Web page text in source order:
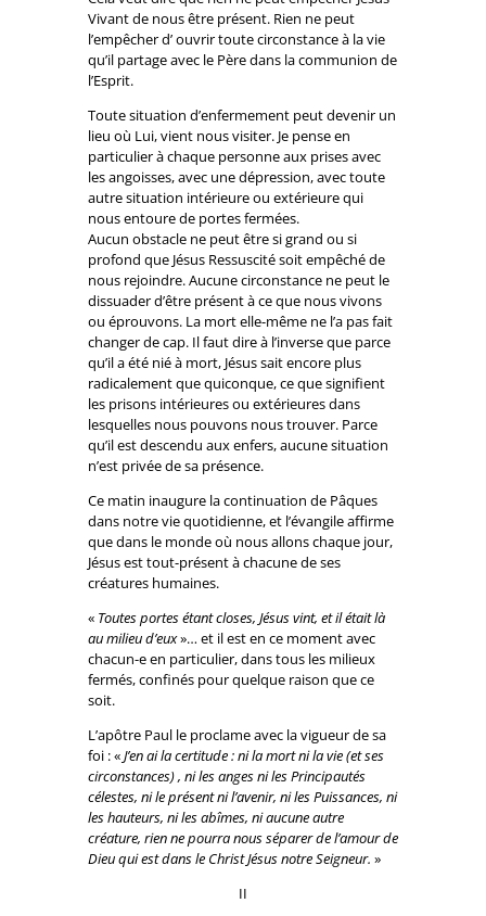
Vivant de nous être présent. Rien ne peut
l’empêcher d’ ouvrir toute circonstance à la vie
qu’il partage avec le Père dans la communion de
l’Esprit.
Toute situation d’enfermement peut devenir un
lieu où Lui, vient nous visiter. Je pense en
particulier à chaque personne aux prises avec
les angoisses, avec une dépression, avec toute
autre situation intérieure ou extérieure qui
nous entoure de portes fermées.
Aucun obstacle ne peut être si grand ou si
profond que Jésus Ressuscité soit empêché de
nous rejoindre. Aucune circonstance ne peut le
dissuader d’être présent à ce que nous vivons
ou éprouvons. La mort elle-même ne l’a pas fait
changer de cap. Il faut dire à l’inverse que parce
qu’il a été nié à mort, Jésus sait encore plus
radicalement que quiconque, ce que signifient
les prisons intérieures ou extérieures dans
lesquelles nous pouvons nous trouver. Parce
qu’il est descendu aux enfers, aucune situation
n’est privée de sa présence.
Ce matin inaugure la continuation de Pâques
dans notre vie quotidienne, et l’évangile affirme
que dans le monde où nous allons chaque jour,
Jésus est tout-présent à chacune de ses
créatures humaines.
« Toutes portes étant closes, Jésus vint, et il était là
au milieu d’eux»… et il est en ce moment avec
chacun-e en particulier, dans tous les milieux
fermés, confinés pour quelque raison que ce
soit.
L’apôtre Paul le proclame avec la vigueur de sa
foi : «J’en ai la certitude : ni la mort ni la vie (et ses
circonstances) , ni les anges ni les Principautés
célestes, ni le présent ni l’avenir, ni les Puissances, ni
les hauteurs, ni les abîmes, ni aucune autre
créature, rien ne pourra nous séparer de l’amour de
Dieu qui est dans le Christ Jésus notre Seigneur. »
II